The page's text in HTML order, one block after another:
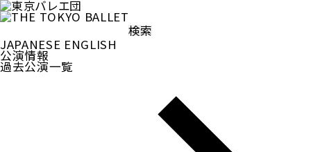
検
索:
JAPANESE ENGLISH
公演情報
過去公演一覧